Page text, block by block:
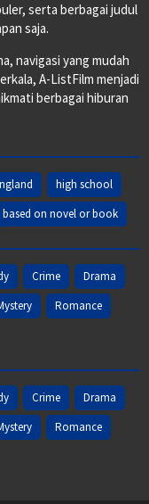
serta berbagai judul
saja.
navigasi yang mudah
A-ListFilm menjadi
berbagai hiburan
high school
based on novel or book
Crime
Drama
Romance
Crime
Drama
Romance